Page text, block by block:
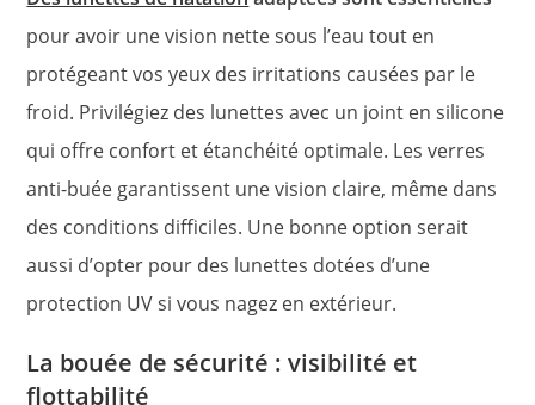
pour avoir une vision nette sous l’eau tout en
protégeant vos yeux des irritations causées par le
froid. Privilégiez des lunettes avec un joint en silicone
qui offre confort et étanchéité optimale. Les verres
anti-buée garantissent une vision claire, même dans
des conditions difficiles. Une bonne option serait
aussi d’opter pour des lunettes dotées d’une
protection UV si vous nagez en extérieur.
La bouée de sécurité : visibilité et
flottabilité